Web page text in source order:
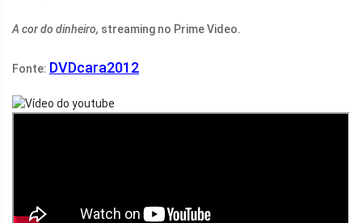
A cor do dinheiro, streaming no Prime Video.
Fonte: DVDcara2012